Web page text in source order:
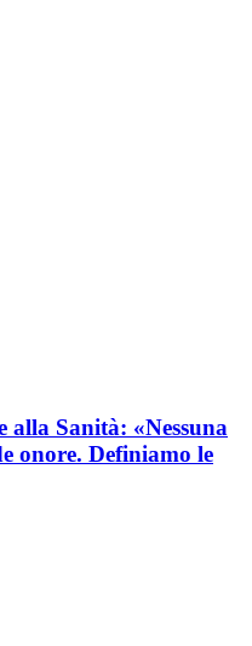
alla Sanità: «Nessuna
onore. Definiamo le